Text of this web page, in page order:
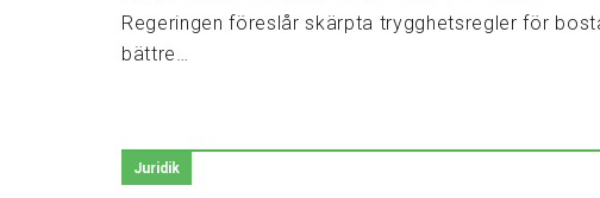
Regeringen föreslår skärpta trygghetsregler för
bättre…
Juridik